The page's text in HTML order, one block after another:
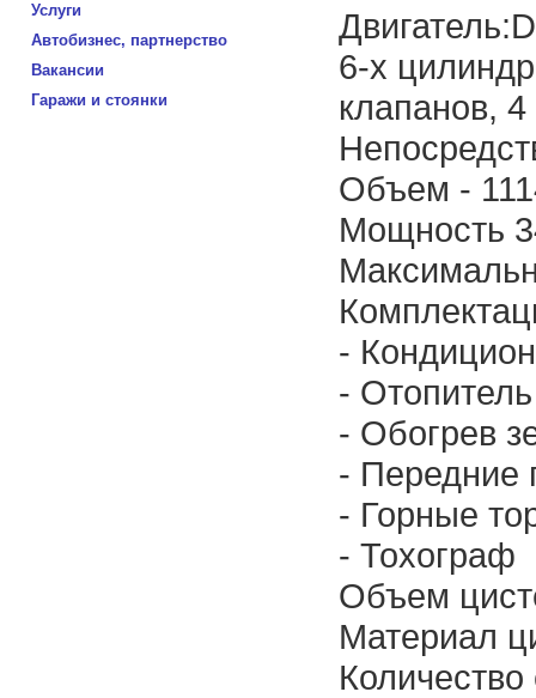
Услуги
Автобизнес, партнерство
Вакансии
Гаражи и стоянки
6-х
клапанов,
Объем -
Мощность
-
-
- Обогрев
- Передние
- Горные
- Тохограф
Объем
Материал